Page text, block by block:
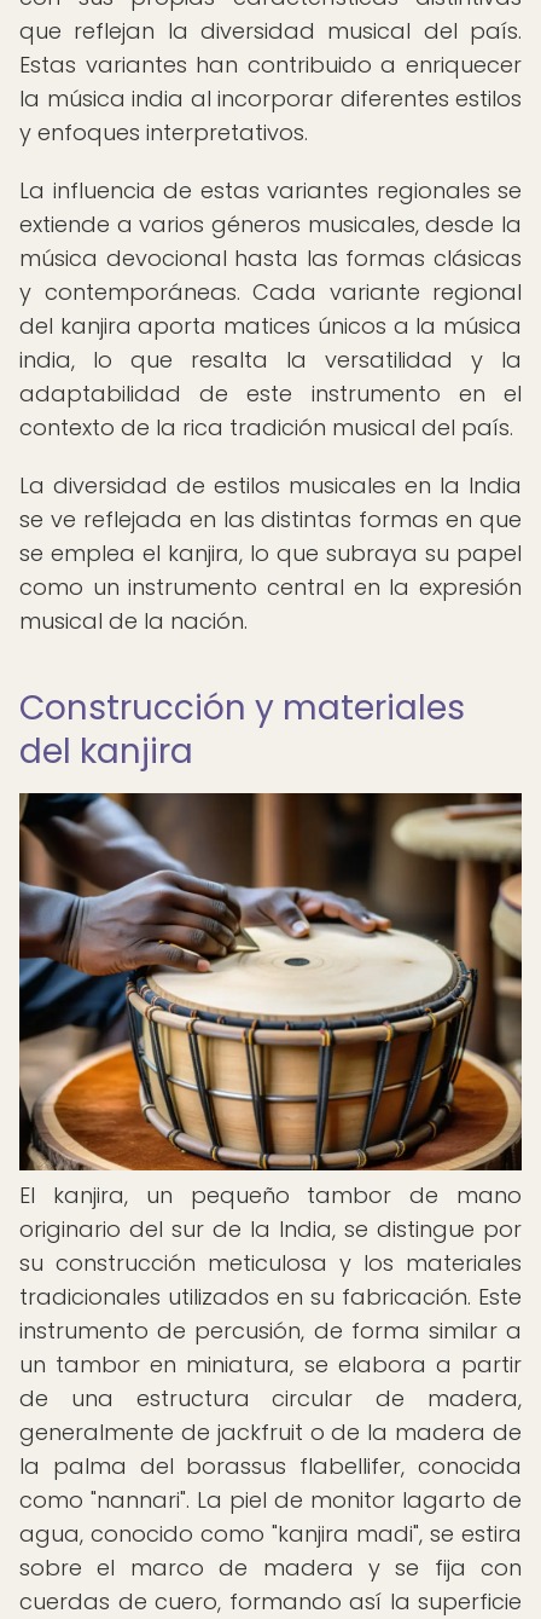
que reflejan la diversidad musical del país.
Estas variantes han contribuido a enriquecer
la música india al incorporar diferentes estilos
y enfoques interpretativos.
La influencia de estas variantes regionales se
extiende a varios géneros musicales, desde la
música devocional hasta las formas clásicas
y contemporáneas. Cada variante regional
del kanjira aporta matices únicos a la música
india, lo que resalta la versatilidad y la
adaptabilidad de este instrumento en el
contexto de la rica tradición musical del país.
La diversidad de estilos musicales en la India
se ve reflejada en las distintas formas en que
se emplea el kanjira, lo que subraya su papel
como un instrumento central en la expresión
musical de la nación.
Construcción y materiales
del kanjira
El kanjira, un pequeño tambor de mano
originario del sur de la India, se distingue por
su construcción meticulosa y los materiales
tradicionales utilizados en su fabricación. Este
instrumento de percusión, de forma similar a
un tambor en miniatura, se elabora a partir
de una estructura circular de madera,
generalmente de jackfruit o de la madera de
la palma del borassus flabellifer, conocida
como "nannari". La piel de monitor lagarto de
agua, conocido como "kanjira madi", se estira
sobre el marco de madera y se fija con
cuerdas de cuero, formando así la superficie